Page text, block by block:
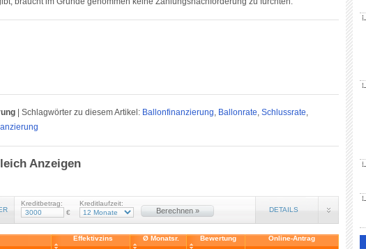
Schlagwörter zu diesem Artikel: Ballonfinanzierung, Ballonrate, Schlussrate,
Anzeigen
Kreditbetrag:
€
Kreditlaufzeit:
Berechnen » DETAILS
Effektivzins Ø Monatsr. Bewertung Online-Antrag